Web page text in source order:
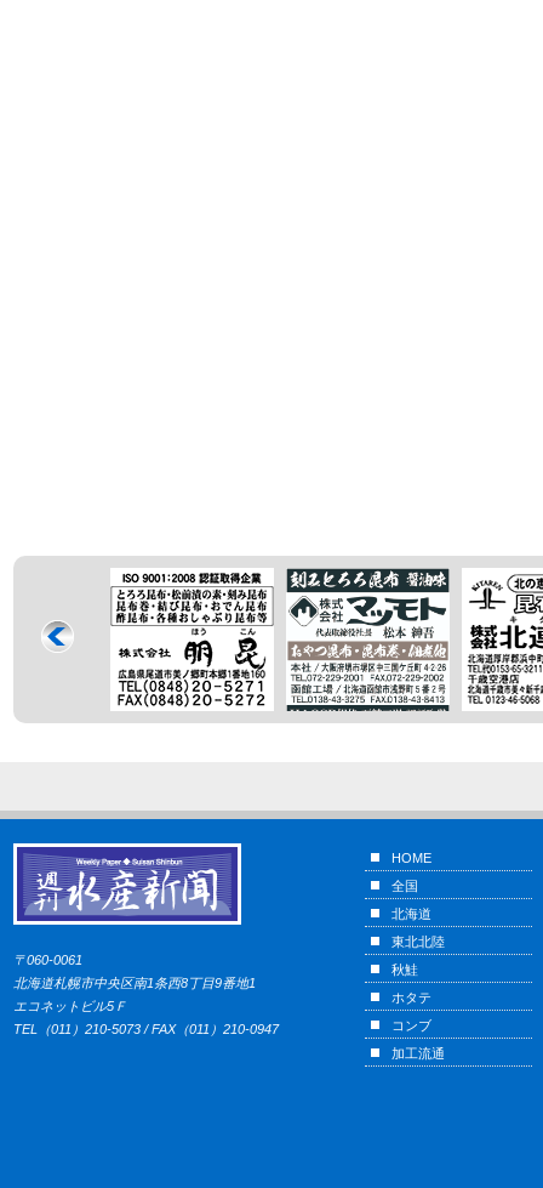
〒060-0061
北海道札幌市中央区南1条西8丁目9番地1
エコネットビル5Ｆ
TEL（011）210-5073 / FAX（011）210-0947
HOME
全国
北海道
東北北陸
秋鮭
ホタテ
コンブ
加工流通